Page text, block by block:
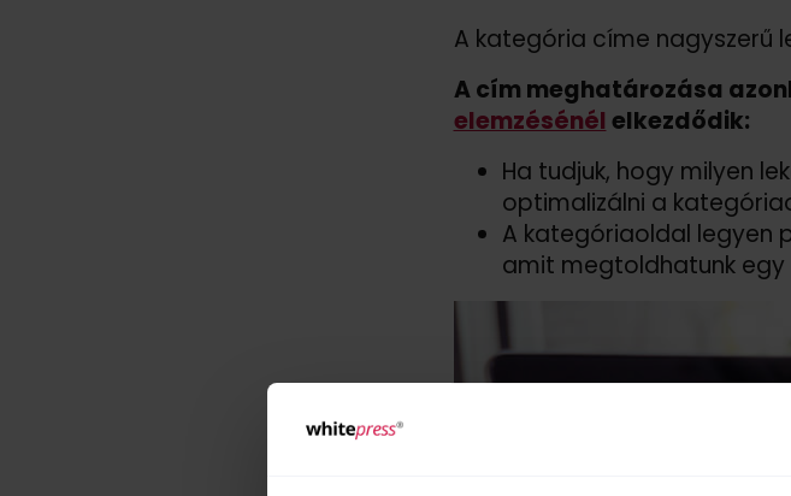
A kategória címe nagyszerű
A cím meghatározása
elemzésénél elkezdődik:
Ha tudjuk, hogy milyen
optimalizálni a
A kategóriaoldal legyen
amit megtoldhatunk egy